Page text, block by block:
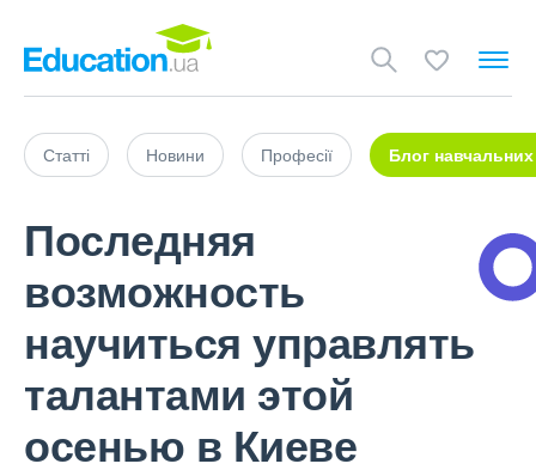
Статті Новини Професії Блог навчальних
Последняя
возможность
научиться управлять
талантами этой
осенью в Киеве